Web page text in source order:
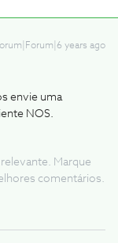
years ago
envie uma
NOS.
Marque
comentários.